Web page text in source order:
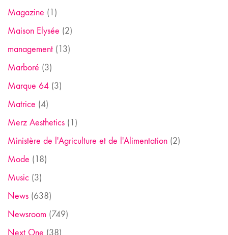
Magazine (1)
Maison Elysée (2)
management (13)
Marboré (3)
Marque 64 (3)
Matrice (4)
Merz Aesthetics (1)
Ministère de l'Agriculture et de l'Alimentation (2)
Mode (18)
Music (3)
News (638)
Newsroom (749)
Next One (38)